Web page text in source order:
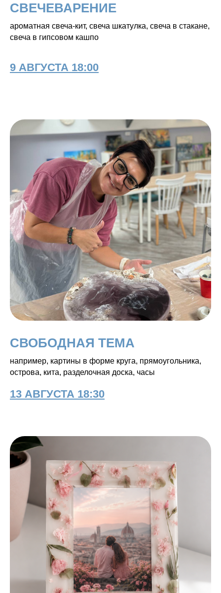
СВЕЧЕВАРЕНИЕ
ароматная свеча-кит, свеча шкатулка, свеча в стакане,
свеча в гипсовом кашпо
9 АВГУСТА 18:00
СВОБОДНАЯ ТЕМА
например, картины в форме круга, прямоугольника,
острова, кита, разделочная доска, часы
13 АВГУСТА 18:30